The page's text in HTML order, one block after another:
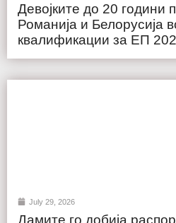
Девојките до 20 години
Романија и Белорусија
квалификации за ЕП
July 29, 2026
Дамите го добија